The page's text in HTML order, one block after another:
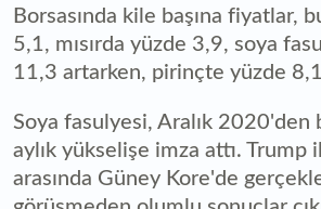
Borsasında kile başına fiyatlar,
5,1, mısırda yüzde 3,9, soya
11,3 artarken, pirinçte yüzde 8,1
Soya fasulyesi, Aralık 2020'den
aylık yükselişe imza attı. Trump
arasında Güney Kore'de